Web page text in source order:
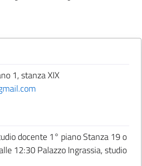
1, stanza XIX
docente 1° piano Stanza 19 o
12:30 Palazzo Ingrassia, studio